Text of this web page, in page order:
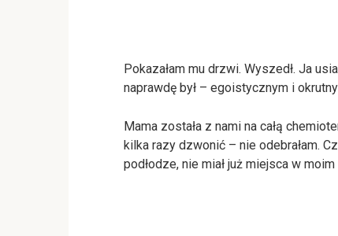
Pokazałam mu drzwi. Wyszedł. Ja
naprawdę był – egoistycznym i
Mama została z nami na całą
kilka razy dzwonić – nie odebrałam.
podłodze, nie miał już miejsca w moim